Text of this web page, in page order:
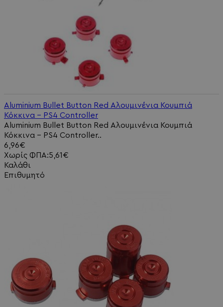
Aluminium Bullet Button Red Αλουμινένια Κουμπιά
Κόκκινα - PS4 Controller
Aluminium Bullet Button Red Αλουμινένια Κουμπιά
Κόκκινα - PS4 Controller..
6,96€
Χωρίς ΦΠΑ:5,61€
Καλάθι
Επιθυμητό